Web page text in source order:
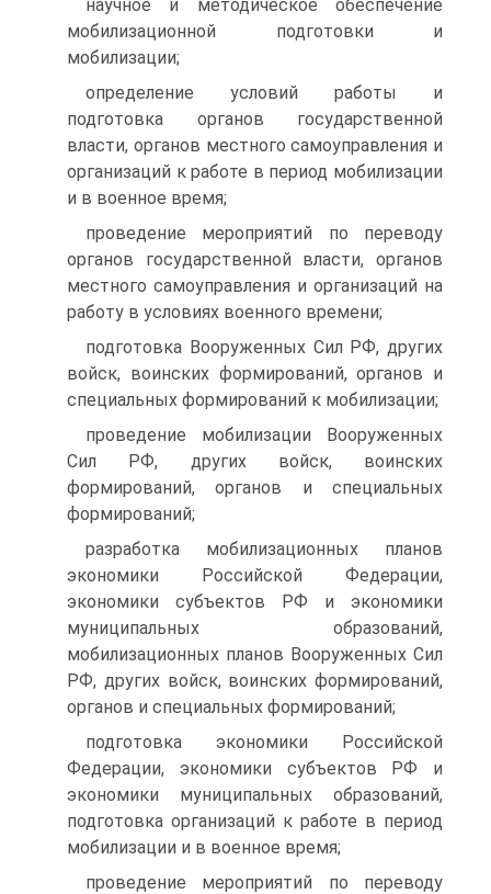
научное и методическое обеспечение
мобилизационной подготовки и
мобилизации;
определение условий работы и
подготовка органов государственной
власти, органов местного самоуправления и
организаций к работе в период мобилизации
и в военное время;
проведение мероприятий по переводу
органов государственной власти, органов
местного самоуправления и организаций на
работу в условиях военного времени;
подготовка Вооруженных Сил РФ, других
войск, воинских формирований, органов и
специальных формирований к мобилизации;
проведение мобилизации Вооруженных
Сил РФ, других войск, воинских
формирований, органов и специальных
формирований;
разработка мобилизационных планов
экономики Российской Федерации,
экономики субъектов РФ и экономики
муниципальных образований,
мобилизационных планов Вооруженных Сил
РФ, других войск, воинских формирований,
органов и специальных формирований;
подготовка экономики Российской
Федерации, экономики субъектов РФ и
экономики муниципальных образований,
подготовка организаций к работе в период
мобилизации и в военное время;
проведение мероприятий по переводу